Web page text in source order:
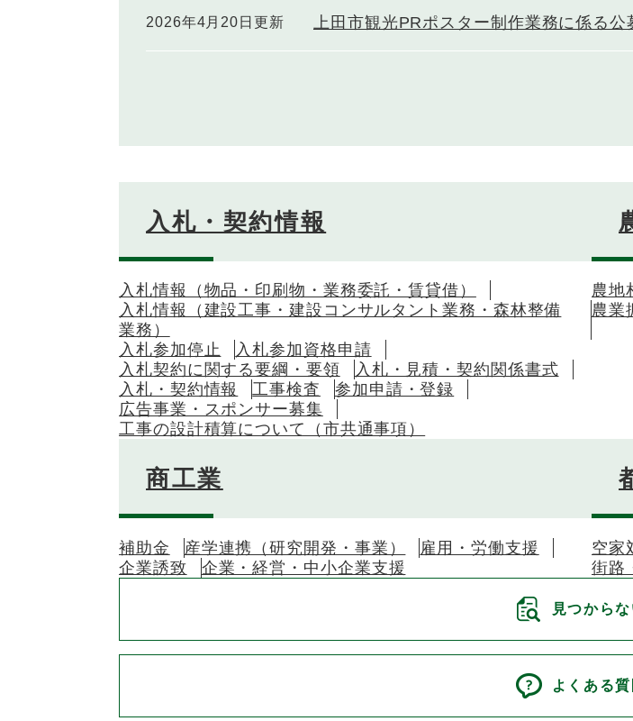
2026年4月20日更新 上田市観光PRポスター制作業務に係る
入札・契約情報
入札情報（物品・印刷物・業務委託・賃貸借）
入札情報（建設工事・建設コンサルタント業務・森林整備
業務）
入札参加停止
入札参加資格申請
入札契約に関する要綱・要領
入札・見積・契約関係書式
入札・契約情報
工事検査
参加申請・登録
広告事業・スポンサー募集
工事の設計積算について（市共通事項）
農地
農業
商工業
補助金 産学連携（研究開発・事業）
雇用・労働支援
企業誘致
企業・経営・中小企業支援
空家
街路
見つから
よくある